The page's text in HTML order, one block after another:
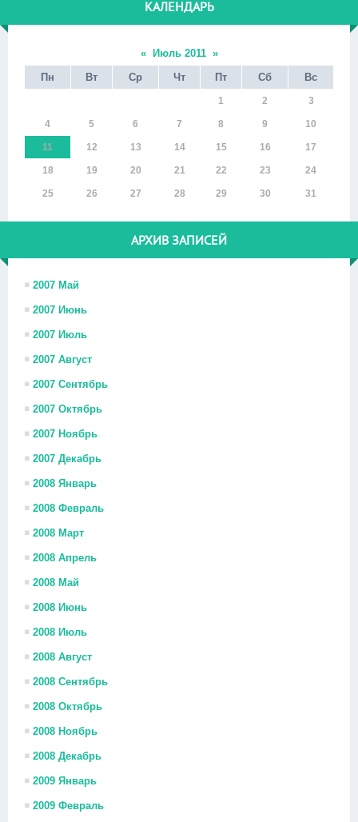
КАЛЕНДАРЬ
« Июль 2011 »
Пн
Вт Ср Чт Пт Сб Вс
1 2 3
4 5 6 7 8 9 10
11 12 13 14 15 16 17
18 19 20 21 22 23 24
25 26 27 28 29 30 31
АРХИВ ЗАПИСЕЙ
2007 Май
2007 Июнь
2007 Июль
2007 Август
2007 Сентябрь
2007 Октябрь
2007 Ноябрь
2007 Декабрь
2008 Январь
2008 Февраль
2008 Март
2008 Апрель
2008 Май
2008 Июнь
2008 Июль
2008 Август
2008 Сентябрь
2008 Октябрь
2008 Ноябрь
2008 Декабрь
2009 Январь
2009 Февраль